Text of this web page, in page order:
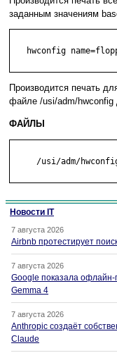
заданным значениям
hwconfig
Производится печать
файле /usi/adm/hwconfig
ФАЙЛЫ
/usi/adm/
Новости IT
7 августа 2026
Airbnb протестирует
7 августа 2026
Google показала офлайн-
Gemma 4
7 августа 2026
Anthropic создаёт
Claude